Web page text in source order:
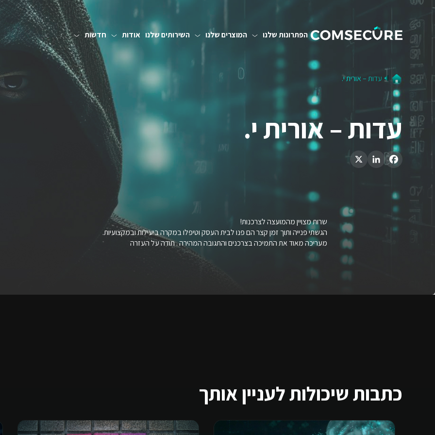
הפתרונות שלנו המוצרים שלנו השירותים שלנו אודות חדשות
עדות – אורית י.
עדות – אורית י.
Facebook
LinkedIn
X
שרות מצויין מהמועצה לצרכנות!
הגשתי פנייה ותוך זמן קצר הם פנו לבית העסק וטיפלו במקרה ביעילות ובמקצועיות.
מעריכה מאוד את התמיכה בצרכנים והתגובה המהירה . תודה על העזרה
כתבות שיכולות לעניין אותך